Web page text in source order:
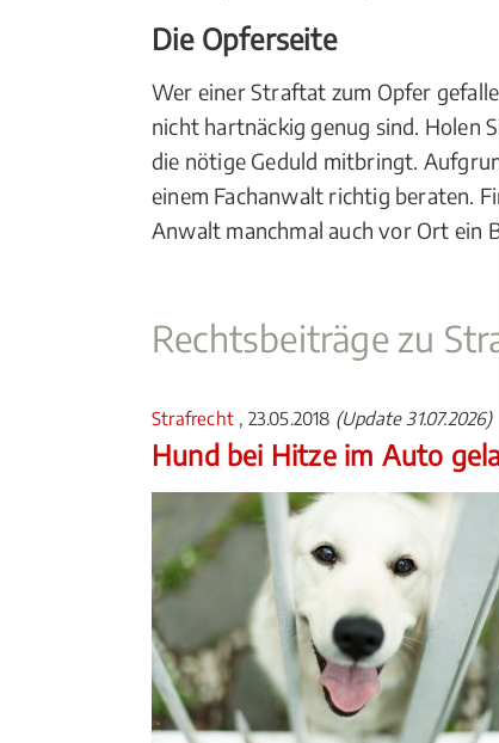
Die Opferseite
Wer einer Straftat zum Opfer
nicht hartnäckig genug sind. Holen
die nötige Geduld mitbringt.
einem Fachanwalt richtig beraten.
Anwalt manchmal auch vor Ort ein
Rechtsbeiträge zu
Strafrecht , 23.05.2018 (Update 31.07.2026)
Hund bei Hitze im Auto